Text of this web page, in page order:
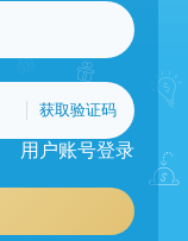
获取验证码
用户账号登录